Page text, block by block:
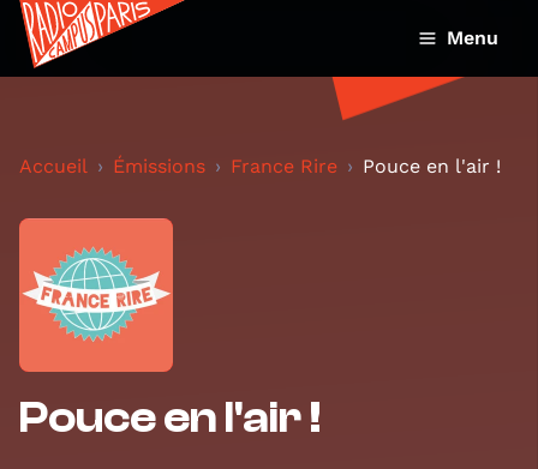
Menu
Accueil Émissions France Rire Pouce en l'air !
Pouce en l'air !